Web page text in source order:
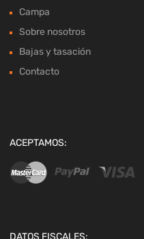
Campa
Sobre nosotros
Bajas y tasación
Contacto
ACEPTAMOS: